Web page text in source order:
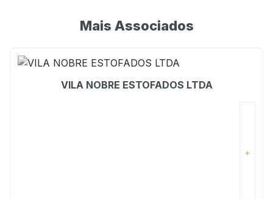
Mais Associados
VILA NOBRE ESTOFADOS LTDA